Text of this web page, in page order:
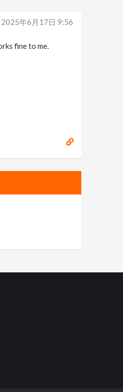
2025年6月17日 9:56
fine to me.